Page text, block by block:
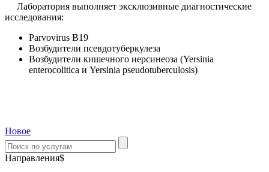
Лаборатория выполняет эксклюзивные диагностические
исследования:
Parvovirus B19
Возбудители псевдотуберкулеза
Возбудители кишечного иерсинеоза (Yersinia
enterocolitica и Yersinia pseudotuberculosis)
Новое
Направления$